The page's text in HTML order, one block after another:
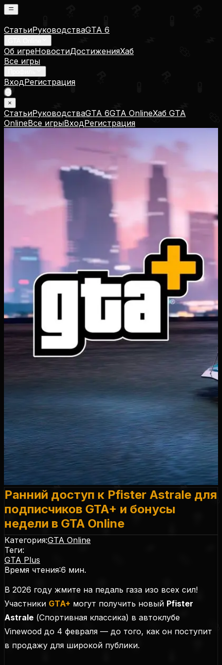
СтатьиРуководстваGTA 6
Об игреНовостиДостиженияХаб
Все игры
ВходРегистрация
×
СтатьиРуководстваGTA 6GTA OnlineХаб GTA
OnlineВсе игрыВходРегистрация
Ранний доступ к Pfister Astrale для
подписчиков GTA+ и бонусы
недели в GTA Online
Категория:GTA Online
Теги:
GTA Plus
Время чтения:6 мин.
В 2026 году жмите на педаль газа изо всех сил!
Участники GTA+ могут получить новый Pfister
Astrale (Спортивная классика) в автоклубе
Vinewood до 4 февраля — до того, как он поступит
в продажу для широкой публики.